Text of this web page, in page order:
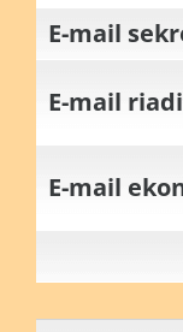
E-mail
E-mail
E-mail